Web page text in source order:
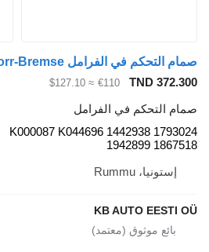
TND
€110
≈ $127.10
التحكم في الفرامل
K000087 K044696 1442938
1942899
إستونيا، Rummu
KB AUTO EESTI